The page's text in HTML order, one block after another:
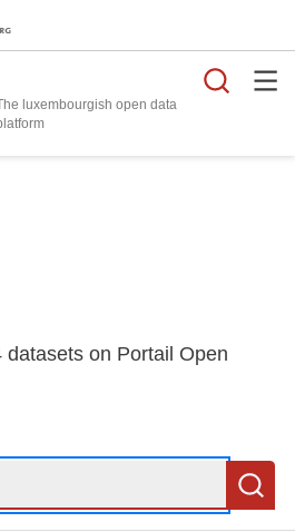
luxembourgish open data
platform
on Portail Open